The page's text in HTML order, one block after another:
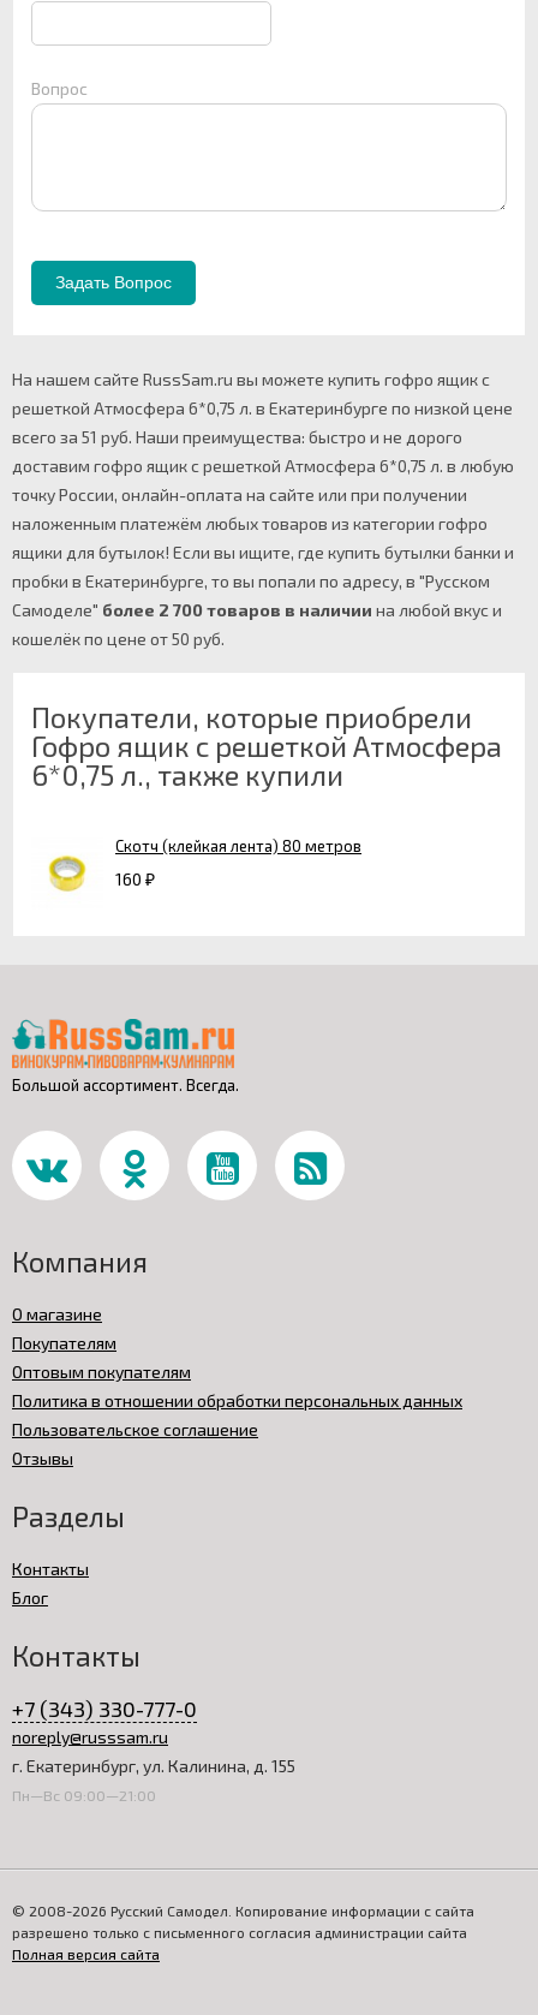
Вопрос
На нашем сайте RussSam.ru вы можете купить гофро ящик с
решеткой Атмосфера 6*0,75 л. в Екатеринбурге по низкой цене
всего за 51 руб. Наши преимущества: быстро и не дорого
доставим гофро ящик с решеткой Атмосфера 6*0,75 л. в любую
точку России, онлайн-оплата на сайте или при получении
наложенным платежём любых товаров из категории гофро
ящики для бутылок! Если вы ищите, где купить бутылки банки и
пробки в Екатеринбурге, то вы попали по адресу, в "Русском
Самоделе" более 2 700 товаров в наличии на любой вкус и
кошелёк по цене от 50 руб.
Покупатели, которые приобрели
Гофро ящик с решеткой Атмосфера
6*0,75 л., также купили
Скотч (клейкая лента) 80 метров
160 ₽
Большой ассортимент. Всегда.
Компания
О магазине
Покупателям
Оптовым покупателям
Политика в отношении обработки персональных данных
Пользовательское соглашение
Отзывы
Разделы
Контакты
Блог
Контакты
+7 (343) 330-777-0
noreply@russsam.ru
г. Екатеринбург, ул. Калинина, д. 155
Пн—Вс 09:00—21:00
© 2008-2026 Русский Самодел. Копирование информации с сайта
разрешено только с письменного согласия администрации сайта
Полная версия сайта